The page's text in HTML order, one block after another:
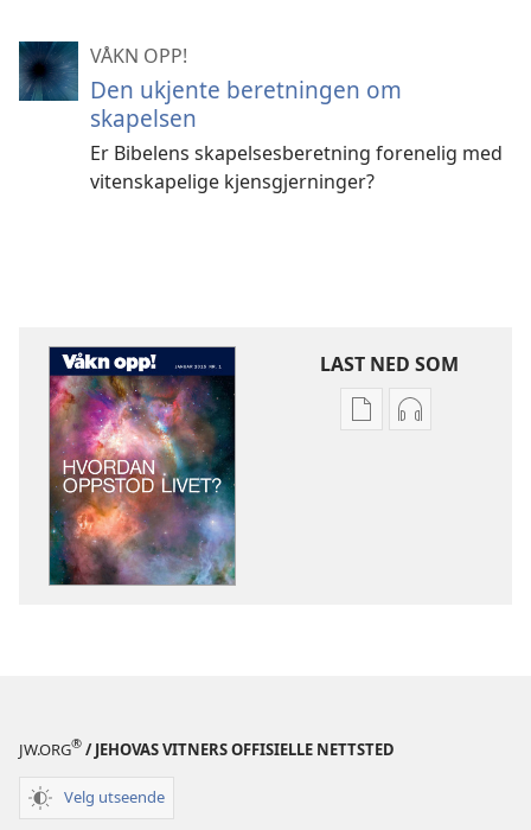
VÅKN OPP!
Den ukjente beretningen om
skapelsen
Er Bibelens skapelsesberetning forenelig med
vitenskapelige kjensgjerninger?
LAST NED SOM
JW.ORG® / JEHOVAS VITNERS OFFISIELLE NETTSTED
Velg utseende